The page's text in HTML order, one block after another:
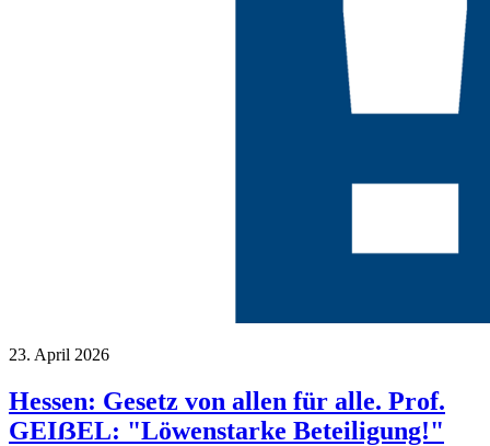
23. April 2026
Hessen: Gesetz von allen für alle. Prof.
GEIẞEL: "Löwenstarke Beteiligung!"